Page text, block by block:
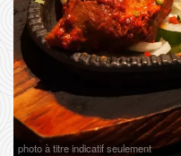
photo à titre indicatif seulement